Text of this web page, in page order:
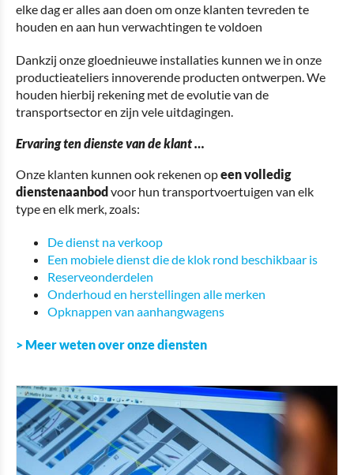
elke dag er alles aan doen om onze klanten tevreden te
houden en aan hun verwachtingen te voldoen
Dankzij onze gloednieuwe installaties kunnen we in onze
productieateliers innoverende producten ontwerpen. We
houden hierbij rekening met de evolutie van de
transportsector en zijn vele uitdagingen.
Ervaring ten dienste van de klant …
Onze klanten kunnen ook rekenen opeen volledig
dienstenaanbodvoor hun transportvoertuigen van elk
type en elk merk, zoals:
De dienst na verkoop
Een mobiele dienst die de klok rond beschikbaar is
Reserveonderdelen
Onderhoud en herstellingen alle merken
Opknappen van aanhangwagens
> Meer weten over onze diensten